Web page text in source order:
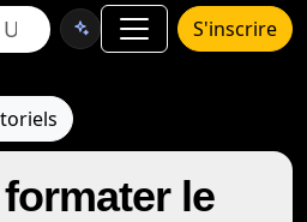
S'inscrire
le